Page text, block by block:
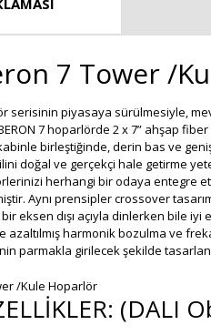
7 Tower /
serisinin piyasaya sürülmesiyle,
7 hoparlörde 2 x 7” ahşap
birleştiğinde, derin bas ve
doğal ve gerçekçi hale getirme
herhangi bir odaya entegre
Aynı prensipler crossover
eksen dışı açıyla dinlerken bile
harmonik bozulma ve
parmakla girilecek şekilde
(DALI